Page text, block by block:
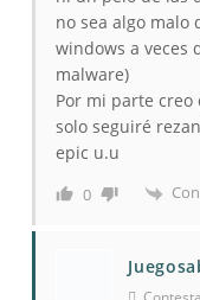
no sea algo malo
windows a veces
malware)
Por mi parte
solo seguiré
epic u.u
0